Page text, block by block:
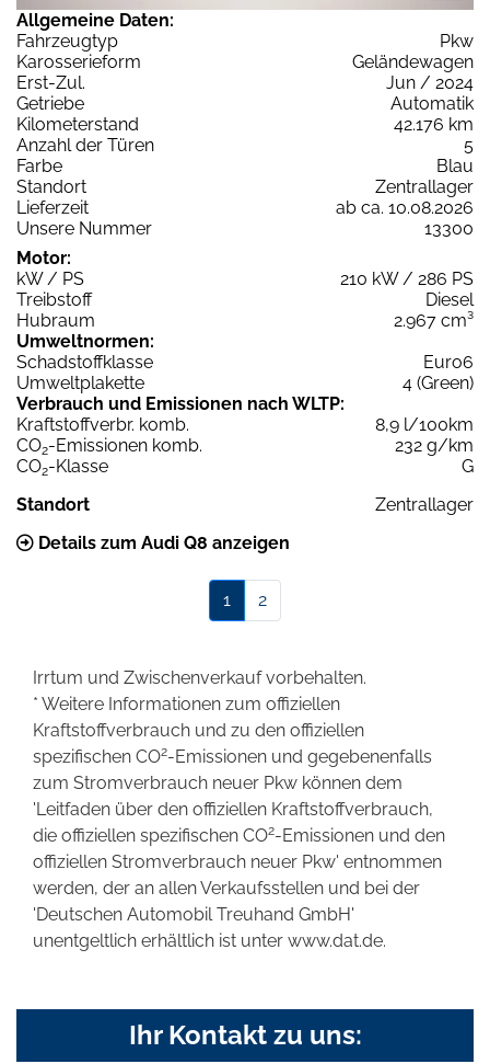
Allgemeine Daten:
Fahrzeugtyp
Pkw
Karosserieform
Geländewagen
Erst-Zul.
Jun / 2024
Getriebe
Automatik
Kilometerstand
42.176 km
Anzahl der Türen
5
Farbe
Blau
Standort
Zentrallager
Lieferzeit
ab ca. 10.08.2026
Unsere Nummer
13300
Motor:
kW / PS
210 kW / 286 PS
Treibstoff
Diesel
Hubraum
2.967 cm³
Umweltnormen:
Schadstoffklasse
Euro6
Umweltplakette
4 (Green)
Verbrauch und Emissionen nach WLTP:
Kraftstoffverbr. komb.
8,9 l/100km
CO2-Emissionen komb.
232 g/km
CO2-Klasse
G
Standort
Zentrallager
Details zum Audi Q8 anzeigen
1 2
Irrtum und Zwischenverkauf vorbehalten.
* Weitere Informationen zum offiziellen
Kraftstoffverbrauch und zu den offiziellen
spezifischen CO2-Emissionen und gegebenenfalls
zum Stromverbrauch neuer Pkw können dem
'Leitfaden über den offiziellen Kraftstoffverbrauch,
die offiziellen spezifischen CO2-Emissionen und den
offiziellen Stromverbrauch neuer Pkw' entnommen
werden, der an allen Verkaufsstellen und bei der
'Deutschen Automobil Treuhand GmbH'
unentgeltlich erhältlich ist unter www.dat.de.
Ihr Kontakt zu uns: